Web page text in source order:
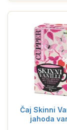
Čaj Skinni
jahoda